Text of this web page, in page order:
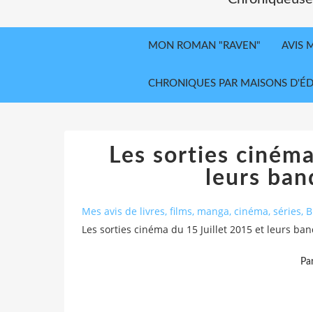
MON ROMAN "RAVEN" AVIS
CHRONIQUES PAR MAISONS
Les sorties
leurs
Mes avis de livres, films, manga, cinéma, séries,
Les sorties cinéma du 15 Juillet 2015 et leurs